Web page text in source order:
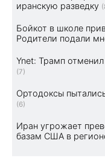
иранскую разведку
Бойкот в школе
Родители подали
Ynet: Трамп
(7)
Ортодоксы
(6)
Иран угрожает
базам США в